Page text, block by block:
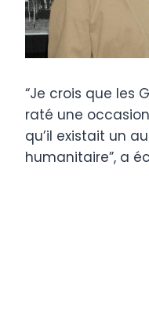
“Je crois que les
raté une
qu’il existait un
humanitaire”, a